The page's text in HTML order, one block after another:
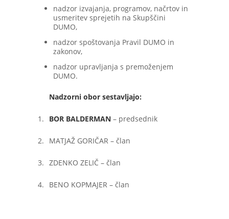
nadzor izvajanja, programov, načrtov in
usmeritev sprejetih na Skupščini
DUMO,
nadzor spoštovanja Pravil DUMO in
zakonov,
nadzor upravljanja s premoženjem
DUMO.
Nadzorni obor sestavljajo:
1. BOR BALDERMAN – predsednik
2. MATJAŽ GORIČAR – član
3. ZDENKO ZELIČ – član
4. BENO KOPMAJER – član